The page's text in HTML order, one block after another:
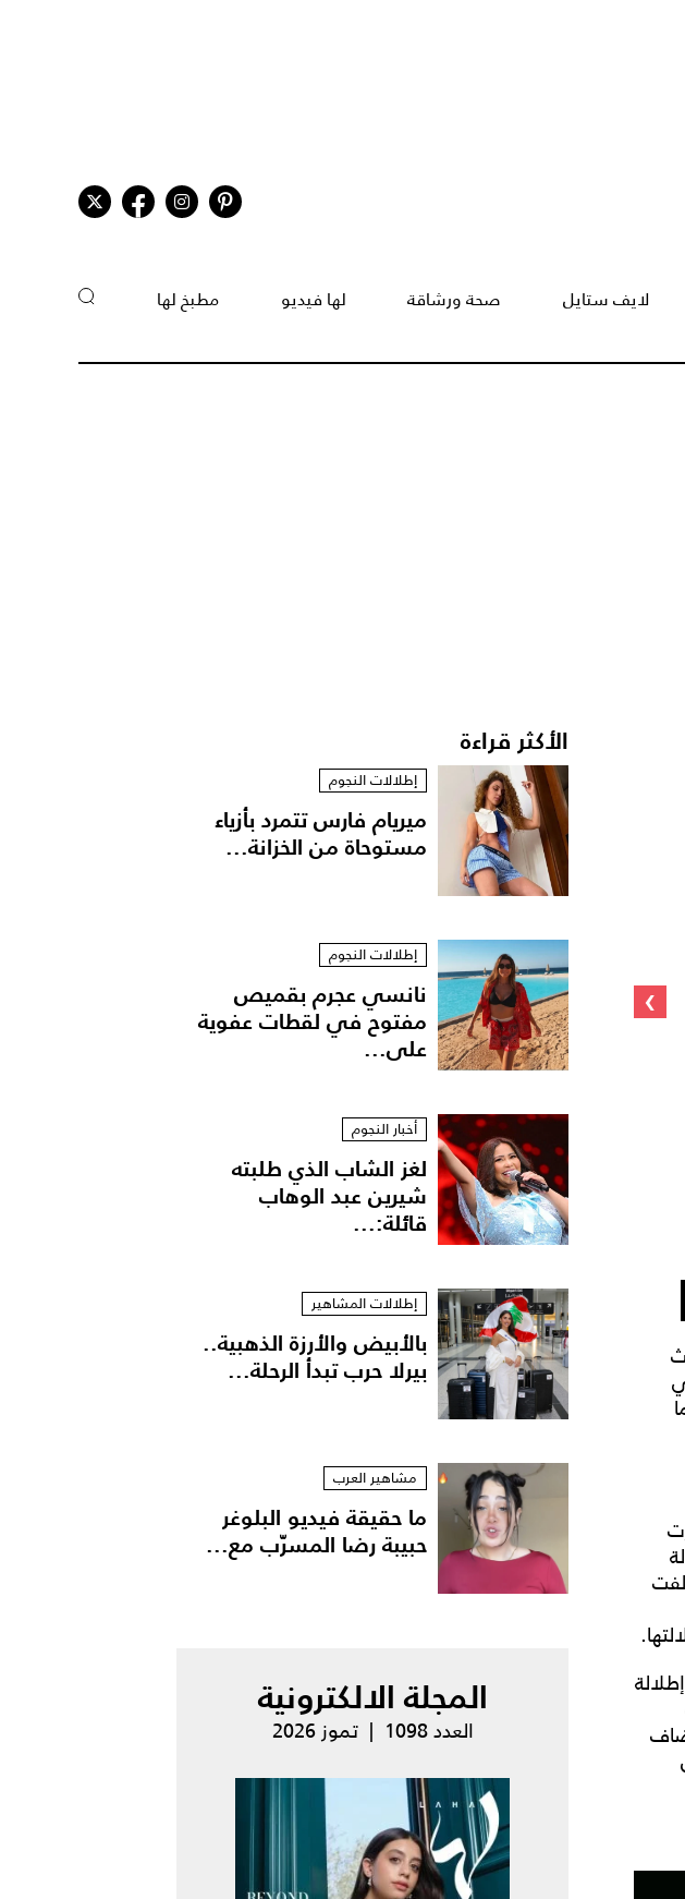
لايف ستايل صحة ورشاقة لها فيديو مطبخ لها
مهيرة عبد العزيز باطلالة شرقية
›
الأكثر قراءة
إطلالات النجوم
ميريام فارس تتمرد بأزياء
مستوحاة من الخزانة...
إطلالات النجوم
نانسي عجرم بقميص
مفتوح في لقطات عفوية
على...
أخبار النجوم
لغز الشاب الذي طلبته
شيرين عبد الوهاب
قائلة:...
إطلالات المشاهير
بالأبيض والأرزة الذهبية..
بيرلا حرب تبدأ الرحلة...
مشاهير العرب
ما حقيقة فيديو البلوغر
حبيبة رضا المسرّب مع...
المجلة الالكترونية
العدد 1098 | تموز 2026